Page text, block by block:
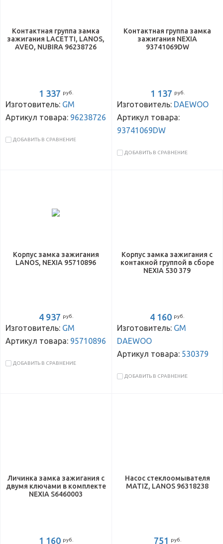
Контактная группа замка
зажигания LACETTI, LANOS,
AVEO, NUBIRA 96238726
1 337 руб.
Изготовитель: GM
Артикул товара: 96238726
ДОБАВИТЬ В СРАВНЕНИЕ
Контактная группа замка
зажигания NEXIA
93741069DW
1 137 руб.
Изготовитель: DAEWOO
Артикул товара:
93741069DW
ДОБАВИТЬ В СРАВНЕНИЕ
Корпус замка зажигания
LANOS, NEXIA 95710896
4 937 руб.
Изготовитель: GM
Артикул товара: 95710896
ДОБАВИТЬ В СРАВНЕНИЕ
Корпус замка зажигания с
контакной группой в сборе
NEXIA 530 379
4 160 руб.
Изготовитель: GM
DAEWOO
Артикул товара: 530379
ДОБАВИТЬ В СРАВНЕНИЕ
Личинка замка зажигания с
двумя ключами в комплекте
NEXIA S6460003
1 160 руб.
Насос стеклоомывателя
MATIZ, LANOS 96318238
751 руб.